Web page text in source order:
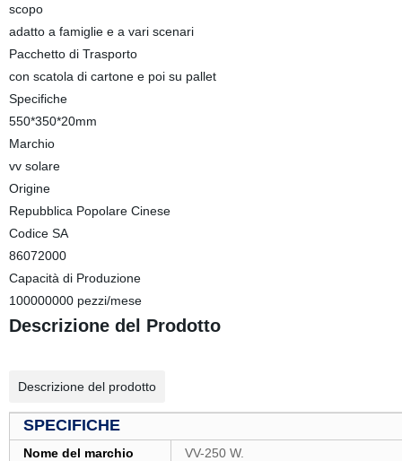
scopo
adatto a famiglie e a vari scenari
Pacchetto di Trasporto
con scatola di cartone e poi su pallet
Specifiche
550*350*20mm
Marchio
vv solare
Origine
Repubblica Popolare Cinese
Codice SA
86072000
Capacità di Produzione
100000000 pezzi/mese
Descrizione del Prodotto
Descrizione del prodotto
SPECIFICHE
Nome del marchio
VV-250 W.